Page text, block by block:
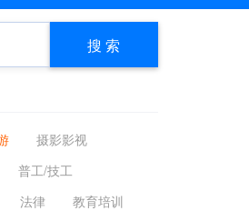
搜 索
摄影影视
普工/技工
法律
教育培训